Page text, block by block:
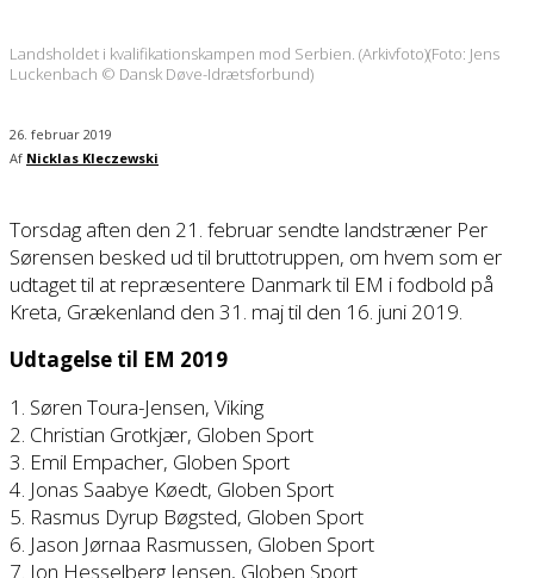
Landsholdet i kvalifikationskampen mod Serbien. (Arkivfoto)(Foto: Jens
Luckenbach © Dansk Døve-Idrætsforbund)
26. februar 2019
Af Nicklas Kleczewski
Torsdag aften den 21. februar sendte landstræner Per
Sørensen besked ud til bruttotruppen, om hvem som er
udtaget til at repræsentere Danmark til EM i fodbold på
Kreta, Grækenland den 31. maj til den 16. juni 2019.
Udtagelse til EM 2019
1. Søren Toura-Jensen, Viking
2. Christian Grotkjær, Globen Sport
3. Emil Empacher, Globen Sport
4. Jonas Saabye Køedt, Globen Sport
5. Rasmus Dyrup Bøgsted, Globen Sport
6. Jason Jørnaa Rasmussen, Globen Sport
7. Jon Hesselberg Jensen, Globen Sport